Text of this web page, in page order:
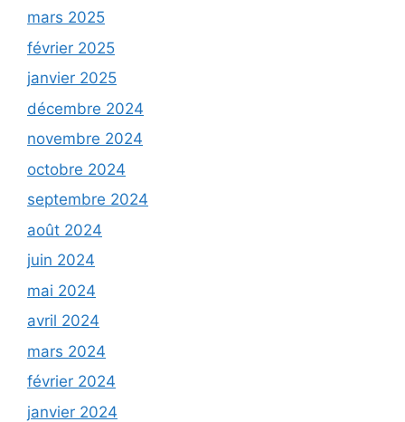
mars 2025
février 2025
janvier 2025
décembre 2024
novembre 2024
octobre 2024
septembre 2024
août 2024
juin 2024
mai 2024
avril 2024
mars 2024
février 2024
janvier 2024